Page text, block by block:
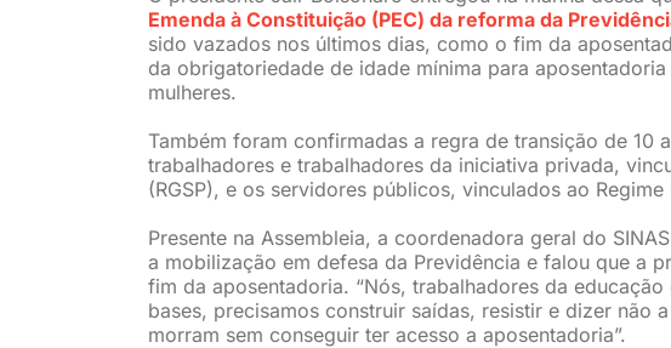
Emenda à Constituição (PEC) da reforma da
sido vazados nos últimos dias, como o fim da
da obrigatoriedade de idade mínima para
mulheres.
Também foram confirmadas a regra de transição de 10
trabalhadores e trabalhadores da iniciativa privada,
(RGSP), e os servidores públicos, vinculados ao
Presente na Assembleia, a coordenadora geral do
a mobilização em defesa da Previdência e falou que a
fim da aposentadoria. “Nós, trabalhadores da
bases, precisamos construir saídas, resistir e dizer não
morram sem conseguir ter acesso a aposentadoria”.